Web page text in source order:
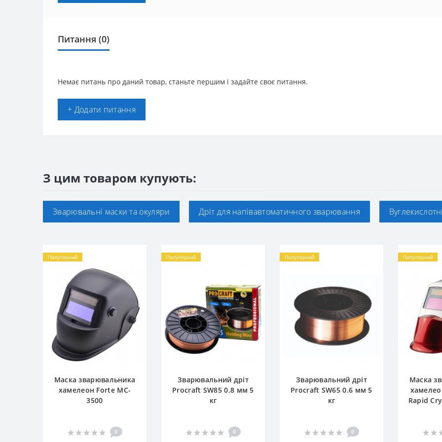
Питання (0)
Немає питань про даний товар, станьте першим і задайте своє питання.
+ Додати питання
З цим товаром купують:
Зварювальні маски та окуляри Дріт для напівавтоматичного зварювання
Популярний
Маска зварювальника
хамелеон Forte MC-
3500
0
Популярний
Зварювальний дріт
Procraft SW85 0.8 мм 5
кг
0
Популярний
Зварювальний дріт
Procraft SW65 0.6 мм 5
кг
0
Популярний
Маска
Rapid